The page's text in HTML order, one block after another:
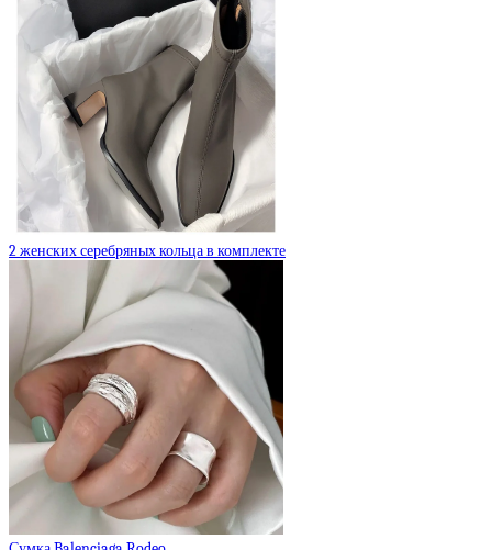
2 женских серебряных кольца в комплекте